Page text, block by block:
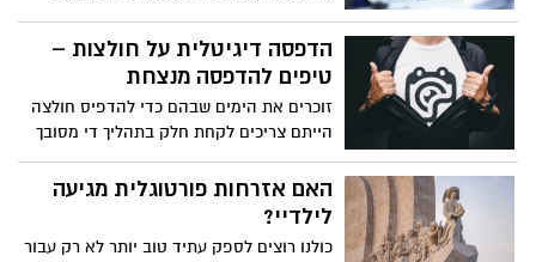
לפגם בכליה השמאלית של העובר התובעת
הופנתה להמשך מעקב של רופא מטפל וייעוץ
גנטי.
הדפסה דיגיטלית על חולצות –
טיפים להדפסה מנצחת
זוכרים את הימים שבהם כדי להדפיס חולצה
הייתם צריכים לקחת חלק בתהליך די מסובך
הכולל כמה שלבים שבסופם לא תמיד
התוצאה הייתה מושלמת? ובכן, הימים האלה
עברו. כיום, הדפסה דיגיטלית על חולצות היא
באופציה זולה, מהירה ומשתלמת הרבה יותר
האם אזרחות פורטוגלית מגיעה
לילדיי?
כולנו רוצים לספק עתיד טוב יותר לא רק עבור